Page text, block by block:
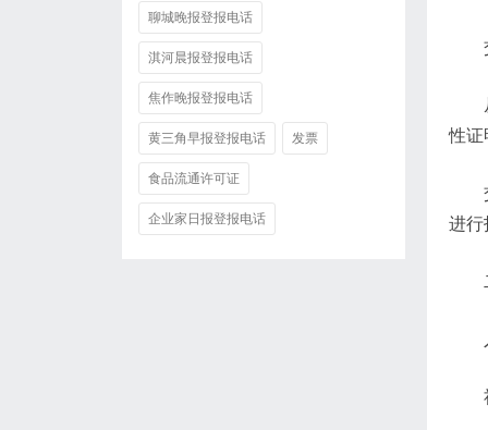
性证
进行
聊城晚报登报电话
淇河晨报登报电话
焦作晚报登报电话
黄三角早报登报电话 发票
食品流通许可证
企业家日报登报电话